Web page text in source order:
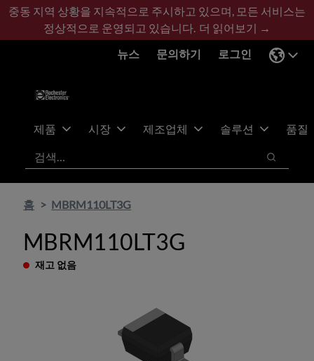
기
콘
바
글
중동 지역 상황을 지속적으로 주시하고 있으며, 모든 서비스는
정상적으로 운영되고 있습니다. 더 읽어보기 →
뉴스
문의하기 로그인
제품 시장 제조업체 솔루션
품질
검색
검색
홈 MBRM110LT3G
MBRM110LT3G
재고 없음